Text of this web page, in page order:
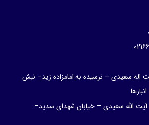
اله سعیدی – نرسیده به امامزاده زید– نبش
آیت الله سعیدی – خیابان شهدای سدید–